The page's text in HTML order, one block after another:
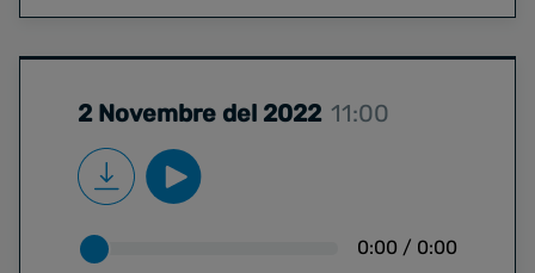
2 Novembre del 2022 11:00
0:00 / 0:00